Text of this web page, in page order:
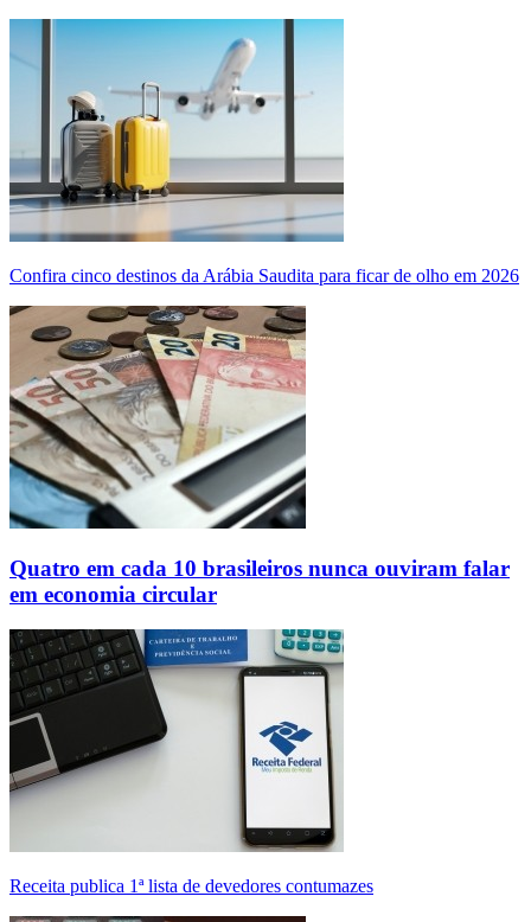
Confira cinco destinos da Arábia Saudita para ficar de olho em 2026
Quatro em cada 10 brasileiros nunca ouviram falar
em economia circular
Receita publica 1ª lista de devedores contumazes